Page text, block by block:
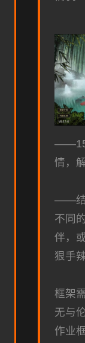
——15
情，
——结
不同
伴，
狠手
框架
无与
作业